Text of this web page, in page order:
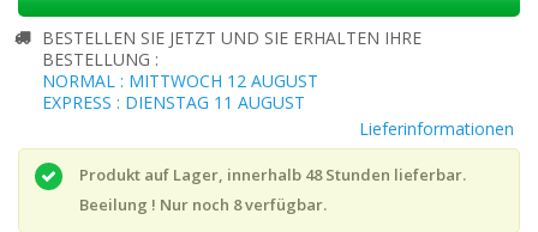
BESTELLEN SIE JETZT UND SIE ERHALTEN IHRE
BESTELLUNG :
NORMAL : MITTWOCH 12 AUGUST
EXPRESS : DIENSTAG 11 AUGUST
Lieferinformationen
Produkt auf Lager, innerhalb 48 Stunden lieferbar.
Beeilung ! Nur noch 8verfügbar.